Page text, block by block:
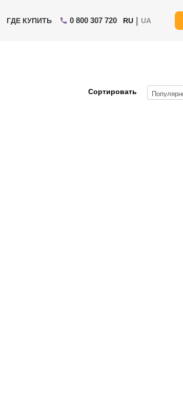
ГДЕ КУПИТЬ 0 800 307 720 RU | UA
Сортировать